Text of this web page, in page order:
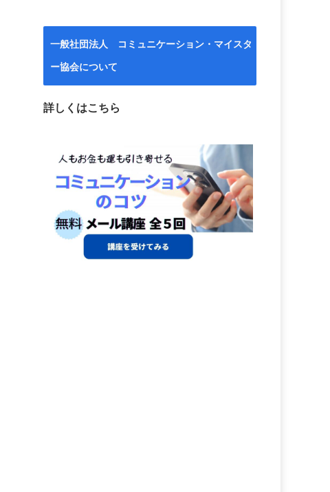
一般社団法人 コミュニケーション・マイスタ
ー協会について
詳しくはこちら